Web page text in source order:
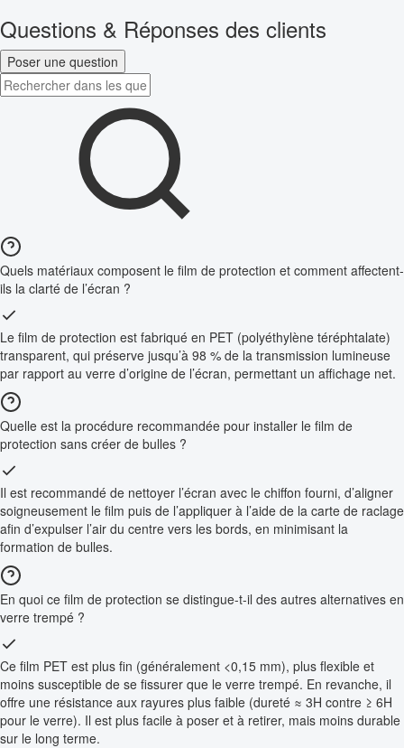
Questions & Réponses des clients
Poser une question
Quels matériaux composent le film de protection et comment affectent-
ils la clarté de l’écran ?
Le film de protection est fabriqué en PET (polyéthylène téréphtalate)
transparent, qui préserve jusqu’à 98 % de la transmission lumineuse
par rapport au verre d’origine de l’écran, permettant un affichage net.
Quelle est la procédure recommandée pour installer le film de
protection sans créer de bulles ?
Il est recommandé de nettoyer l’écran avec le chiffon fourni, d’aligner
soigneusement le film puis de l’appliquer à l’aide de la carte de raclage
afin d’expulser l’air du centre vers les bords, en minimisant la
formation de bulles.
En quoi ce film de protection se distingue-t-il des autres alternatives en
verre trempé ?
Ce film PET est plus fin (généralement <0,15 mm), plus flexible et
moins susceptible de se fissurer que le verre trempé. En revanche, il
offre une résistance aux rayures plus faible (dureté ≈ 3H contre ≥ 6H
pour le verre). Il est plus facile à poser et à retirer, mais moins durable
sur le long terme.